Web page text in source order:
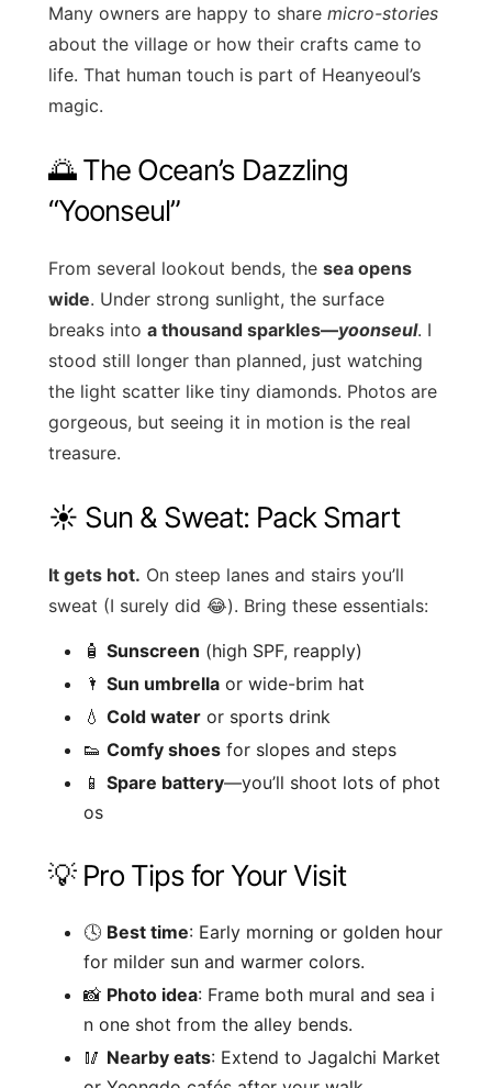
Many owners are happy to share micro-stories
about the village or how their crafts came to
life. That human touch is part of Heanyeoul’s
magic.
🌅 The Ocean’s Dazzling
“Yoonseul”
From several lookout bends, the sea opens
wide. Under strong sunlight, the surface
breaks into a thousand sparkles—yoonseul. I
stood still longer than planned, just watching
the light scatter like tiny diamonds. Photos are
gorgeous, but seeing it in motion is the real
treasure.
☀️ Sun & Sweat: Pack Smart
It gets hot. On steep lanes and stairs you’ll
sweat (I surely did 😂). Bring these essentials:
🧴 Sunscreen (high SPF, reapply)
🌂 Sun umbrella or wide-brim hat
💧 Cold water or sports drink
👟 Comfy shoes for slopes and steps
📱 Spare battery—you’ll shoot lots of phot
os
💡 Pro Tips for Your Visit
🕓 Best time: Early morning or golden hour
for milder sun and warmer colors.
📸 Photo idea: Frame both mural and sea i
n one shot from the alley bends.
🥢 Nearby eats: Extend to Jagalchi Market